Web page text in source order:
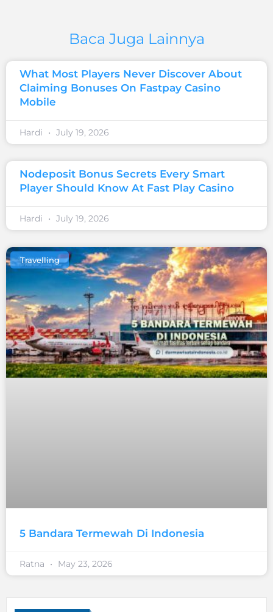
Baca Juga Lainnya
What Most Players Never Discover About
Claiming Bonuses On Fastpay Casino
Mobile
Hardi July 19, 2026
Nodeposit Bonus Secrets Every Smart
Player Should Know At Fast Play Casino
Hardi July 19, 2026
Travelling
5 Bandara Termewah Di Indonesia
Ratna May 23, 2026